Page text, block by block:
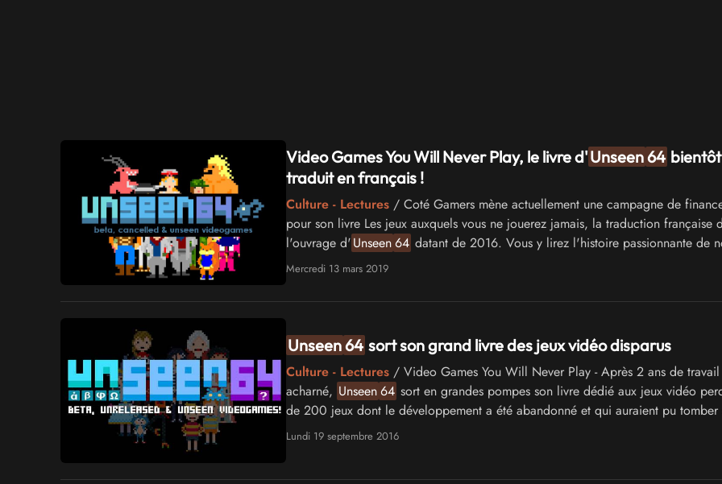
Video Games You Will Never Play, le livre d'Unseen64 bientôt
traduit en français !
Culture - Lectures/ Coté Gamers mène actuellement une campagne de
pour son livre Les jeux auxquels vous ne jouerez jamais, la traduction française
l'ouvrage d'Unseen64 datant de 2016. Vous y lirez l'histoire passionnante de
jeux qui ont failli exister et qui furent annulés. Des titres auxquels nous n'avons et
n'aurons peut-être jamais accès.
Mercredi 13 mars 2019
Unseen64 sort son grand livre des jeux vidéo disparus
Culture - Lectures/ Video Games You Will Never Play - Après 2 ans de travail
acharné, Unseen64 sort en grandes pompes son livre dédié aux jeux vidéo
de 200 jeux dont le développement a été abandonné et qui auraient pu tomber
limbes sans ce site de passionnés qui oeuvre depuis 8 ans maintenant pour leur
Lundi 19 septembre 2016